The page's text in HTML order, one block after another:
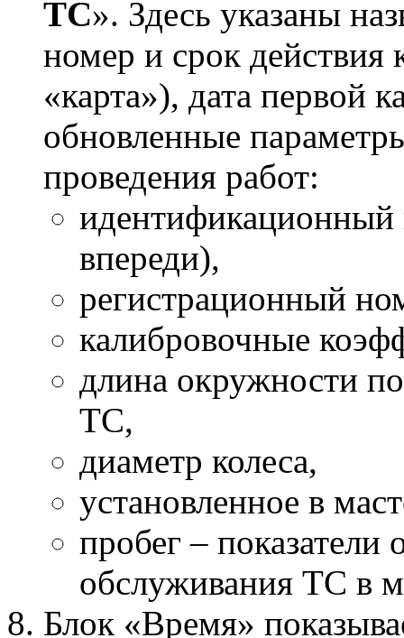
ТС». Здесь указаны
номер и срок действия
«карта»), дата первой
обновленные
проведения работ:
впереди),
регистрационный
калибровочные
длина окружности
ТС,
диаметр колеса,
установленное в
пробег – показатели
обслуживания ТС в
Блок «Время»